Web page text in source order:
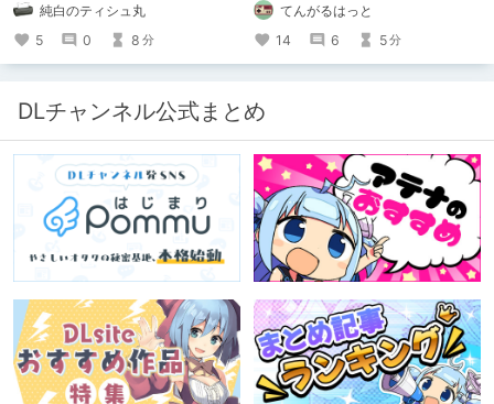
純白のティシュ丸
5
0 8 分
てんがるはっと
14
6 5分
DLチャンネル公式まとめ